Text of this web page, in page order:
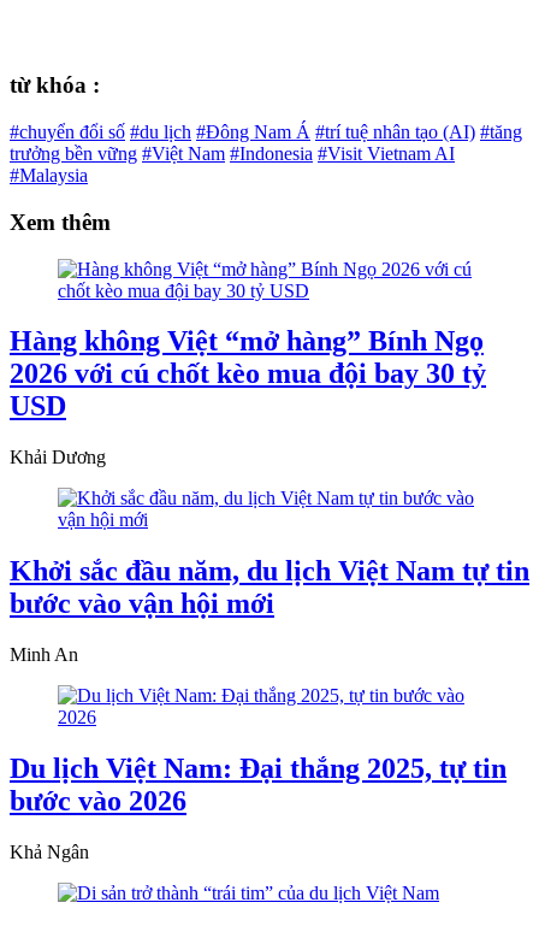
từ khóa :
#chuyển đổi số #du lịch #Đông Nam Á #trí tuệ nhân tạo (AI) #tăng
trưởng bền vững #Việt Nam #Indonesia #Visit Vietnam AI
#Malaysia
Xem thêm
Hàng không Việt “mở hàng” Bính Ngọ
2026 với cú chốt kèo mua đội bay 30 tỷ
USD
Khải Dương
Khởi sắc đầu năm, du lịch Việt Nam tự tin
bước vào vận hội mới
Minh An
Du lịch Việt Nam: Đại thắng 2025, tự tin
bước vào 2026
Khả Ngân